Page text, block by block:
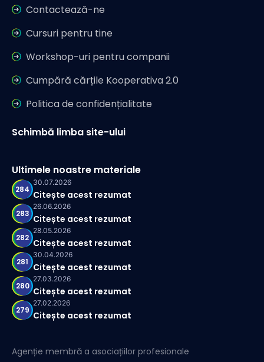
Contactează-ne
Cursuri pentru tine
Workshop-uri pentru companii
Cumpără cărțile Kooperativa 2.0
Politica de confidențialitate
Schimbă limba site-ului
Ultimele noastre materiale
284
30.07.2026
Citește acest rezumat
283
26.06.2026
Citește acest rezumat
282
28.05.2026
Citește acest rezumat
281
30.04.2026
Citește acest rezumat
280
27.03.2026
Citește acest rezumat
279
27.02.2026
Citește acest rezumat
Agenție membră a asociațiilor profesionale